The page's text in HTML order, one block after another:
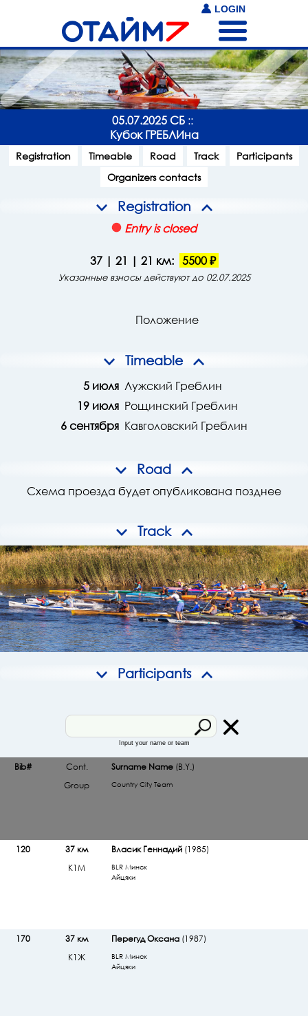
LOGIN
05.07.2025 СБ ::
Кубок ГРЕБЛИна
Registration Timeable Road Track
Participants
Organizers contacts
Registration
Entry is closed
37 | 21 | 21 км: 5500 ₽
Указанные взносы действуют до 02.07.2025
Положение
Timeable
5 июля Лужский Греблин
19 июля Рощинский Греблин
6 сентября Кавголовский Греблин
Road
Схема проезда будет опубликована позднее
Track
Participants
Input your name or team
Bib#
Cont.
Group
Surname Name (B.Y.)
Country City Team
120
37 км
К1М
Власик Геннадий(1985)
BLR Минск
Айцяки
170
37 км
К1Ж
Перегуд Оксана(1987)
BLR Минск
Айцяки